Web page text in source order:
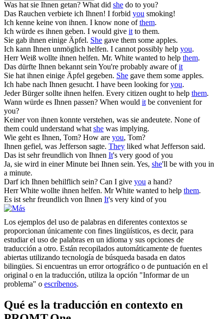
Was hat sie Ihnen getan? What did she do to you?
Das Rauchen verbiete ich Ihnen! I forbid you smoking!
Ich kenne keine von ihnen. I know none ofthem.
Ich würde es ihnen geben. I would give itto them.
Sie gab ihnen einige Äpfel. She gave them some apples.
Ich kann Ihnen unmöglich helfen. I cannot possibly help you.
Herr Weiß wollte ihnen helfen. Mr. White wanted to help them.
Das dürfte Ihnen bekannt seinYou're probably aware ofit
Sie hatihnen einige Äpfel gegeben. She gave them some apples.
Ich habe nach Ihnen gesucht. I have been looking foryou.
Jeder Bürger sollte ihnen helfen. Every citizen ought to help them.
Wann würde es Ihnen passen? When would itbe convenient for
you?
Keiner von ihnen konnte verstehen, was sie andeutete. None of
them could understand whatshe was implying.
Wie geht es Ihnen, Tom? How are you, Tom?
Ihnen gefiel, was Jefferson sagte. They liked what Jefferson said.
Das ist sehr freundlich von Ihnen It's very good of you
Ja, sie wird in einer Minute bei Ihnen sein. Yes, she'll be with you in
a minute.
Darf ich Ihnen behilflich sein? Can I give you a hand?
Herr White wollte ihnen helfen. Mr White wanted to help them.
Es ist sehr freundlich von Ihnen It's very kind of you
Los ejemplos del uso de palabras en diferentes contextos se
proporcionan únicamente con fines lingüísticos, es decir, para
estudiar el uso de palabras en un idioma y sus opciones de
traducción a otro. Están recopilados automáticamente de fuentes
abiertas utilizando tecnología de búsqueda basada en datos
bilingües. Si encuentras un error ortográfico o de puntuación en el
original o en la traducción, utiliza la opción "Informar de un
problema" o escríbenos.
Qué es la traducción en contexto en